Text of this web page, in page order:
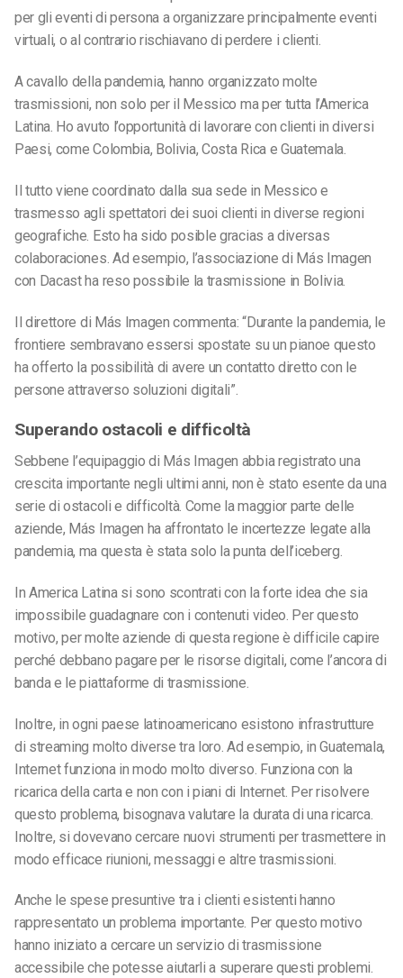
per gli eventi di persona a organizzare principalmente eventi
virtuali, o al contrario rischiavano di perdere i clienti.
A cavallo della pandemia, hanno organizzato molte
trasmissioni, non solo per il Messico ma per tutta l’America
Latina. Ho avuto l’opportunità di lavorare con clienti in diversi
Paesi, come Colombia, Bolivia, Costa Rica e Guatemala.
Il tutto viene coordinato dalla sua sede in Messico e
trasmesso agli spettatori dei suoi clienti in diverse regioni
geografiche. Esto ha sido posible gracias a diversas
colaboraciones. Ad esempio, l’associazione di Más Imagen
con Dacast ha reso possibile la trasmissione in Bolivia.
Il direttore di Más Imagen commenta: “Durante la pandemia, le
frontiere sembravano essersi spostate su un pianoe questo
ha offerto la possibilità di avere un contatto diretto con le
persone attraverso soluzioni digitali”.
Superando ostacoli e difficoltà
Sebbene l’equipaggio di Más Imagen abbia registrato una
crescita importante negli ultimi anni, non è stato esente da una
serie di ostacoli e difficoltà. Come la maggior parte delle
aziende, Más Imagen ha affrontato le incertezze legate alla
pandemia, ma questa è stata solo la punta dell’iceberg.
In America Latina si sono scontrati con la forte idea che sia
impossibile guadagnare con i contenuti video. Per questo
motivo, per molte aziende di questa regione è difficile capire
perché debbano pagare per le risorse digitali, come l’ancora di
banda e le piattaforme di trasmissione.
Inoltre, in ogni paese latinoamericano esistono infrastrutture
di streaming molto diverse tra loro. Ad esempio, in Guatemala,
Internet funziona in modo molto diverso. Funziona con la
ricarica della carta e non con i piani di Internet. Per risolvere
questo problema, bisognava valutare la durata di una ricarca.
Inoltre, si dovevano cercare nuovi strumenti per trasmettere in
modo efficace riunioni, messaggi e altre trasmissioni.
Anche le spese presuntive tra i clienti esistenti hanno
rappresentato un problema importante. Per questo motivo
hanno iniziato a cercare un servizio di trasmissione
accessibile che potesse aiutarli a superare questi problemi.